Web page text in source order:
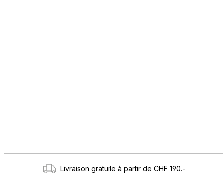
Livraison gratuite à partir de CHF 190.-